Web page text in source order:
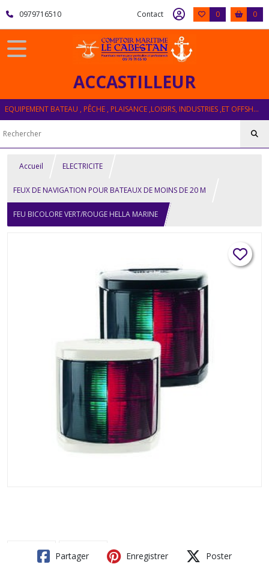
0979716510 Contact 0 0
ACCASTILLEUR
EQUIPEMENT BATEAU , PÊCHE , PLAISANCE ,LOISIRS, INDUSTRIES ,ET OFFSHORE
Accueil ELECTRICITE
FEUX DE NAVIGATION POUR BATEAUX DE MOINS DE 20 M
FEU BICOLORE VERT/ROUGE HELLA MARINE
Partager Enregistrer Poster